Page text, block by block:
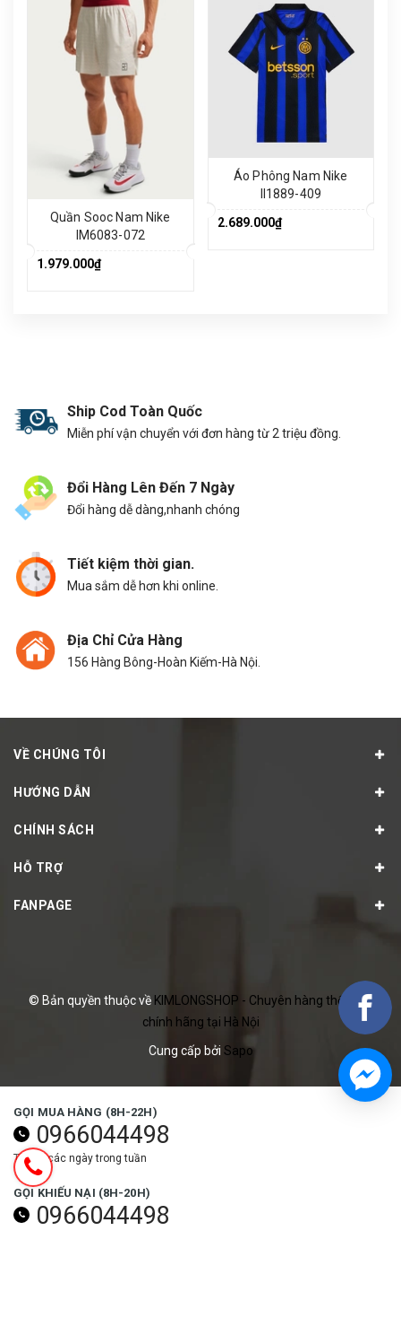
Quần Sooc Nam Nike
IM6083-072
1.979.000₫
Áo Phông Nam Nike
II1889-409
2.689.000₫
Ship Cod Toàn Quốc
Miễn phí vận chuyển với đơn hàng từ 2 triệu đồng.
Đổi Hàng Lên Đến 7 Ngày
Đổi hàng dễ dàng,nhanh chóng
Tiết kiệm thời gian.
Mua sắm dễ hơn khi online.
Địa Chỉ Cửa Hàng
156 Hàng Bông-Hoàn Kiếm-Hà Nội.
VỀ CHÚNG TÔI
HƯỚNG DẪN
CHÍNH SÁCH
HỖ TRỢ
FANPAGE
© Bản quyền thuộc về KIMLONGSHOP - Chuyên hàng thể thao
chính hãng tại Hà Nội
Cung cấp bởi Sapo
GỌI MUA HÀNG (8H-22H)
0966044498
Tất cả các ngày trong tuần
GỌI KHIẾU NẠI (8H-20H)
0966044498